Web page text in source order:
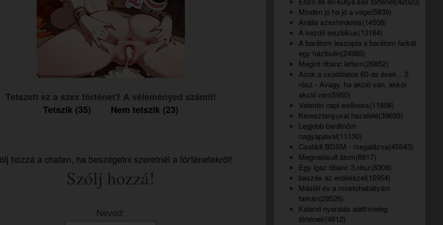
Tetszett ez a szex történet? A véleményed számít!
Tetszik (35)
Nem tetszik (23)
hozzá a chaten, ha beszégetni szeretnél a történetekről!
Szólj hozzá!
Neved:
Minden jó ha jó a vége(5839)
Anális szexhirdetés(14508)
A kezdő leszbikus(13184)
A barátom leszopta a barátom farkát
egy házibulin(24985)
Megint ribanc lettem(26852)
Azok a csodálatos 60-as évek... 2.
rész - Avagy, ha akció van, akkor
akció van(5950)
Valentin napi wellness(11856)
Keresztanyuval hazafelé(39693)
Legjobb barátnőm
nagyapjával(11130)
Családi BDSM - megalázva(45543)
Megvalósult álom(8617)
Egy igaz ribanc 3.rész(8309)
baszás az erdésszel(15954)
Másfél év a mostohabátyám
farkán(28526)
Kaland nyaralás alatt/meleg
történet/(4812)